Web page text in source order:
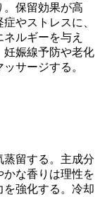
。保留効果が高
やストレスに、
ルギーを与え
妊娠線予防や老化
サージする。
蒸留する。主成分
かな香りは理性を
強化する。冷却